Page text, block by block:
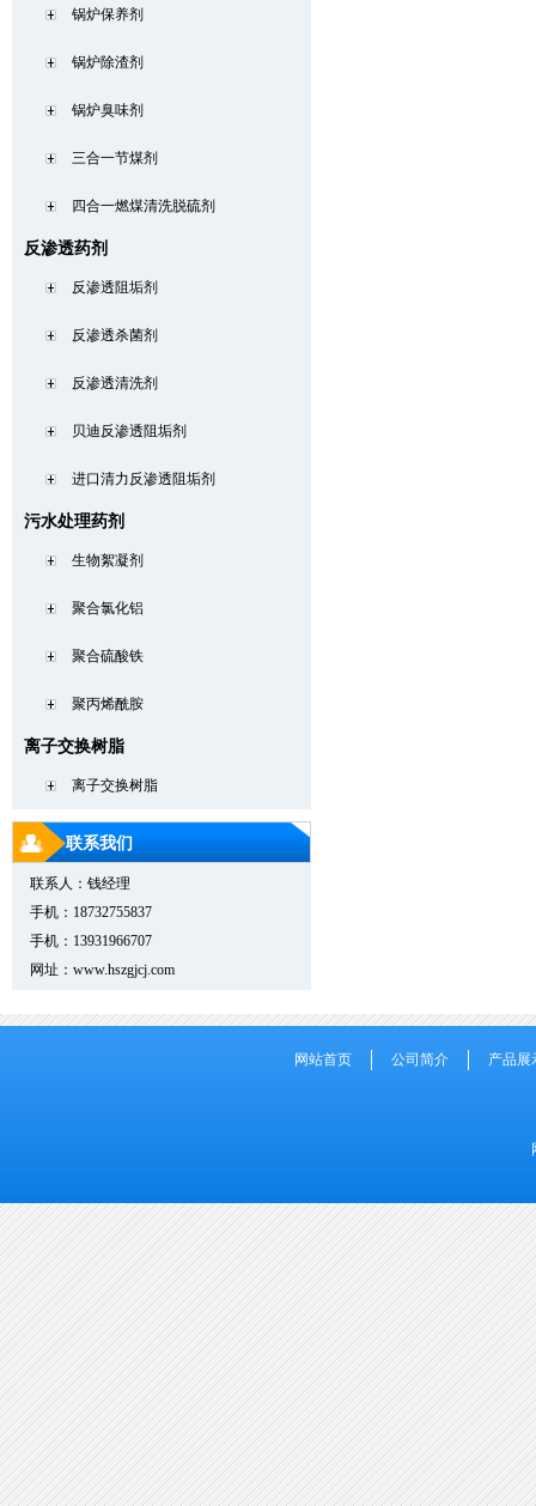
锅炉保养剂
锅炉除渣剂
锅炉臭味剂
三合一节煤剂
四合一燃煤清洗脱硫剂
反渗透药剂
反渗透阻垢剂
反渗透杀菌剂
反渗透清洗剂
贝迪反渗透阻垢剂
进口清力反渗透阻垢剂
污水处理药剂
生物絮凝剂
聚合氯化铝
聚合硫酸铁
聚丙烯酰胺
离子交换树脂
离子交换树脂
联系我们
联系人：钱经理
手机：18732755837
手机：13931966707
网址：www.hszgjcj.com
网站首页 公司简介 产品展